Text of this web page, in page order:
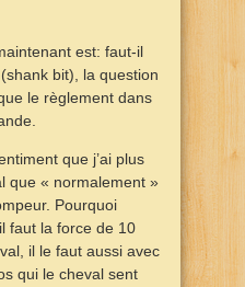
est: faut-il
bit), la question
le règlement dans
que j’ai plus
que « normalement »
Pourquoi
faut la force de 10
il le faut aussi avec
qui le cheval sent